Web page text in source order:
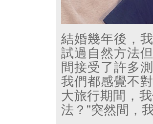
結婚幾年後，
試過自然方法
間接受了許多
我們都感覺不
大旅行期間，
法？ ”突然間，